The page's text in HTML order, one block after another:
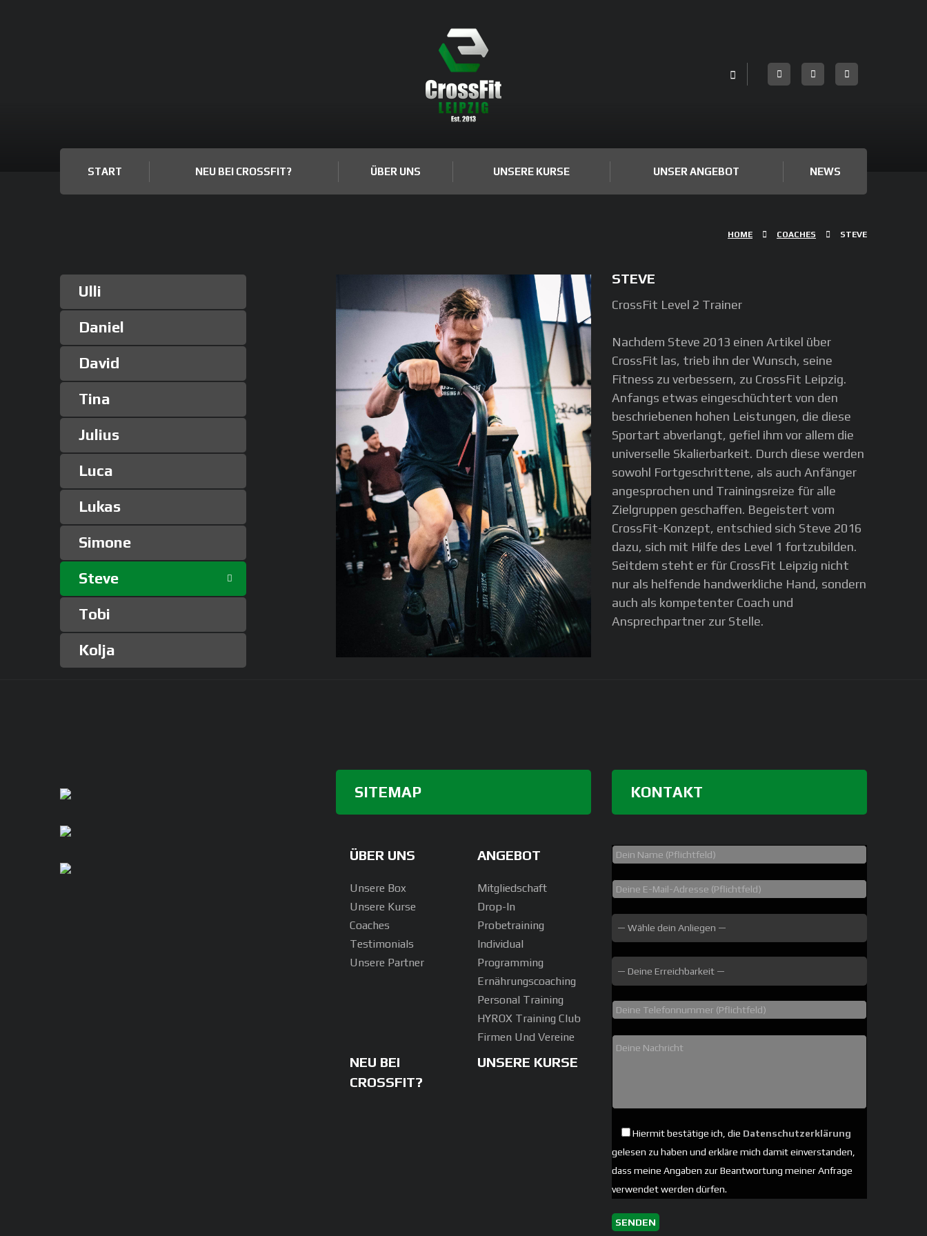
START NEU BEI CROSSFIT? ÜBER UNS UNSERE KURSE UNSER ANGEBOT NEWS
HOME COACHES STEVE
STEVE
CrossFit Level 2 Trainer
Nachdem Steve 2013 einen Artikel über
CrossFit las, trieb ihn der Wunsch, seine
Fitness zu verbessern, zu CrossFit Leipzig.
Anfangs etwas eingeschüchtert von den
beschriebenen hohen Leistungen, die diese
Sportart abverlangt, gefiel ihm vor allem die
universelle Skalierbarkeit. Durch diese werden
sowohl Fortgeschrittene, als auch Anfänger
angesprochen und Trainingsreize für alle
Zielgruppen geschaffen. Begeistert vom
CrossFit-Konzept, entschied sich Steve 2016
dazu, sich mit Hilfe des Level 1 fortzubilden.
Seitdem steht er für CrossFit Leipzig nicht
nur als helfende handwerkliche Hand, sondern
auch als kompetenter Coach und
Ansprechpartner zur Stelle.
Ulli
Daniel
David
Tina
Julius
Luca
Lukas
Simone
Steve
Tobi
Kolja
SITEMAP
ÜBER UNS
Unsere Box
Unsere Kurse
Coaches
Testimonials
Unsere Partner
ANGEBOT
Mitgliedschaft
Drop-In
Probetraining
Individual
Programming
Ernährungscoaching
Personal Training
HYROX Training Club
Firmen Und Vereine
NEU BEI
CROSSFIT?
UNSERE KURSE
KONTAKT
Hiermit bestätige ich, die Datenschutzerklärung
gelesen zu haben und erkläre mich damit einverstanden,
dass meine Angaben zur Beantwortung meiner Anfrage
verwendet werden dürfen.